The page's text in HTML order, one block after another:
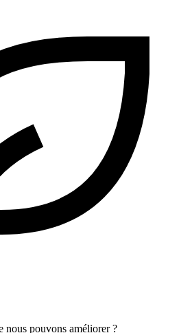
nous pouvons améliorer ?